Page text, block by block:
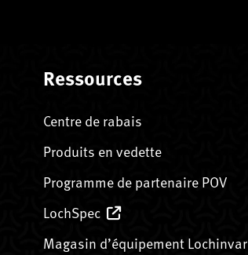
Ressources
Centre de rabais
Produits en vedette
Programme de partenaire POV
LochSpec
Magasin d’équipement Lochinvar